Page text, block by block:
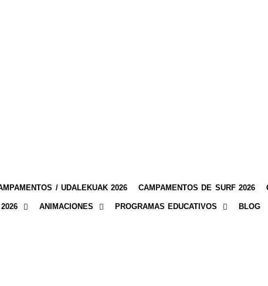
/ UDALEKUAK 2026 CAMPAMENTOS DE SURF 2026
ANIMACIONES PROGRAMAS EDUCATIVOS BLOG